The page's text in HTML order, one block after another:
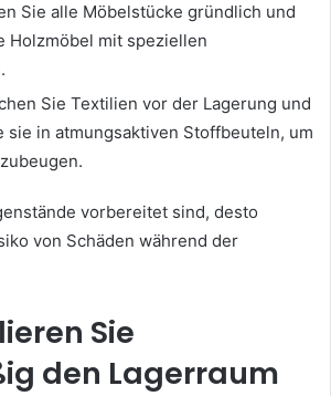
Sie alle Möbelstücke gründlich und
Holzmöbel mit speziellen
Sie Textilien vor der Lagerung und
sie in atmungsaktiven Stoffbeuteln, um
vorbereitet sind, desto
von Schäden während der
Sie
den Lagerraum